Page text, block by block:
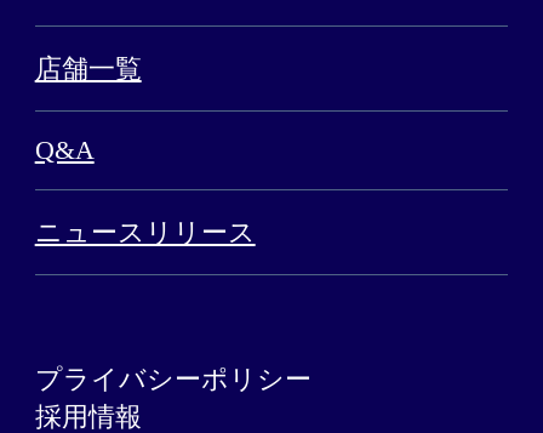
店舗一覧
Q&A
ニュースリリース
プライバシーポリシー
採用情報